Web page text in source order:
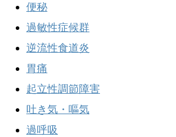
便秘
過敏性症候群
逆流性食道炎
胃痛
起立性調節障害
吐き気・嘔気
過呼吸